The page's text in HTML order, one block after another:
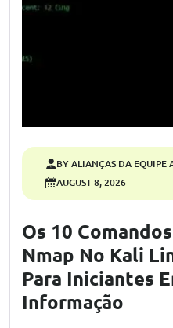
BY ALIANÇAS DA EQUIPE
AUGUST 8, 2026
Os 10
Nmap No Kali
Para Iniciantes
Informação